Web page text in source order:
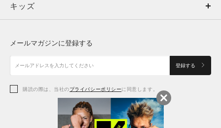
キッズ
アクセサリー
ボトムス
アクセサリー
トップス
シューズ
アクセサリー
キッズ
シューズ
メールマガジンに登録する
登録する
購読の際は、当社のプライバシーポリシーに同意します。